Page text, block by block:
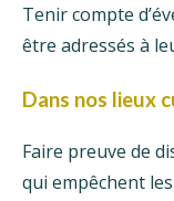
Tenir compte
être adressés à
Dans nos lieux
Faire preuve de
qui empêchent